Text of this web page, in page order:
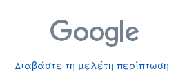
Διαβάστε τη μελέτη